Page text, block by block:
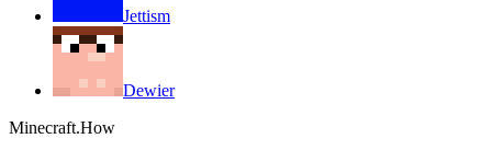
Jettism
Dewier
Minecraft.How